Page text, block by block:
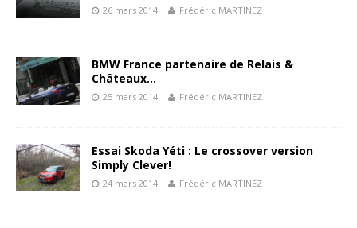
26 mars 2014 Frédéric MARTINEZ
BMW France partenaire de Relais &
Châteaux…
25 mars 2014 Frédéric MARTINEZ
Essai Skoda Yéti : Le crossover version
Simply Clever!
24 mars 2014 Frédéric MARTINEZ